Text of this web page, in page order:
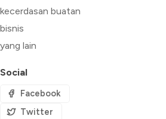
kecerdasan buatan
bisnis
yang lain
Social
Facebook
Twitter